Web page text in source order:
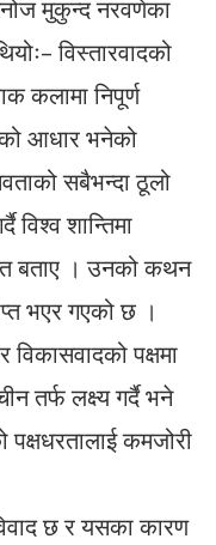
मुकुन्द नरवणेका
विस्तारवादको
कलामा निपूर्ण
आधार भनेको
सबैभन्दा ठूलो
विश्व शान्तिमा
बताए । उनको कथन
भएर गएको छ ।
विकासवादको पक्षमा
तर्फ लक्ष्य गर्दै भने
पक्षधरतालाई कमजोरी
छ र यसका कारण